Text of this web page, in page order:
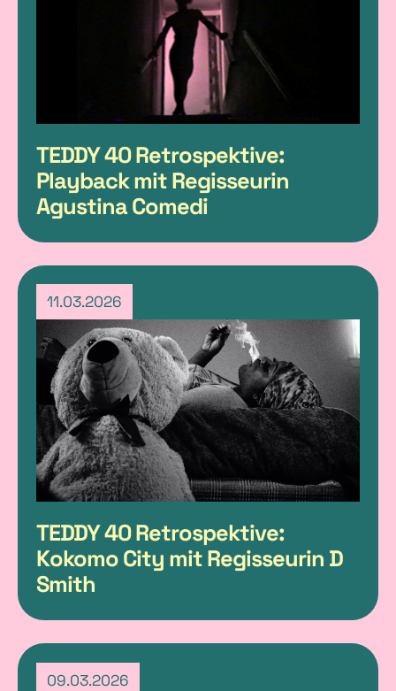
TEDDY 40 Retrospektive:
Playback mit Regisseurin
Agustina Comedi
11.03.2026
TEDDY 40 Retrospektive:
Kokomo City mit Regisseurin D
Smith
09.03.2026